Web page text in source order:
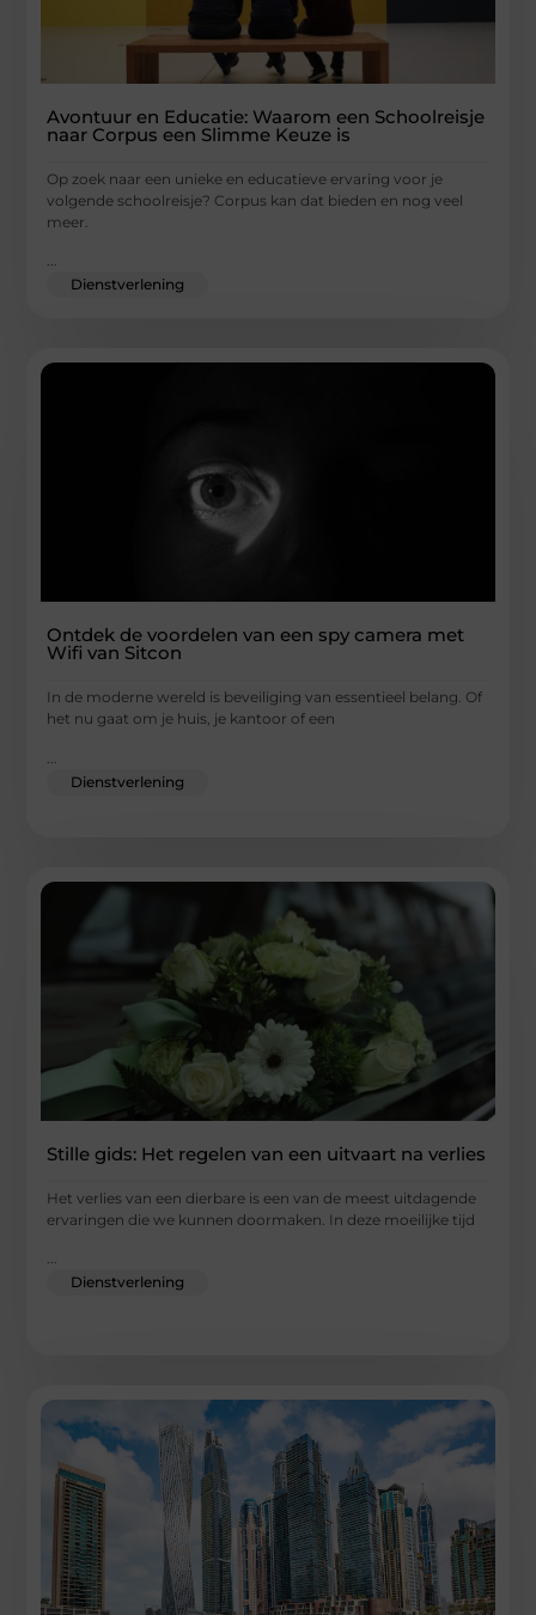
Avontuur en Educatie: Waarom een Schoolreisje
naar Corpus een Slimme Keuze is
Op zoek naar een unieke en educatieve ervaring voor je
volgende schoolreisje? Corpus kan dat bieden en nog veel
meer.
...
Dienstverlening
Ontdek de voordelen van een spy camera met
Wifi van Sitcon
In de moderne wereld is beveiliging van essentieel belang. Of
het nu gaat om je huis, je kantoor of een
Dienstverlening
Stille gids: Het regelen van een uitvaart na verlies
Het verlies van een dierbare is een van de meest uitdagende
ervaringen die we kunnen doormaken. In deze moeilijke tijd
...
Dienstverlening